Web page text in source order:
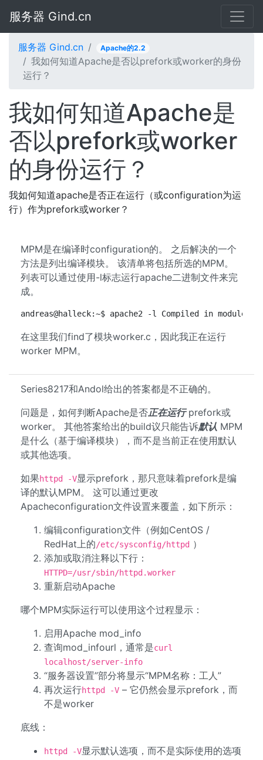
服务器 Gind.cn
服务器 Gind.cn Apache的2.2
我如何知道Apache是​​否以prefork或worker的身份
运行？
我如何知道Apache是​​
否以prefork或worker
的身份运行？
我如何知道apache是​​否正在运行（或configuration为运
行）作为prefork或worker？
MPM是在编译时configuration的。 之后解决的一个
方法是列出编译模块。 该清单将包括所选的MPM。
列表可以通过使用-l标志运行apache二进制文件来完
成。
andreas@halleck:~$ apache2 -l Compiled in
在这里我们find了模块worker.c，因此我正在运行
worker MPM。
Series8217和Andol给出的答案都是不正确的。
问题是，如何判断Apache是​​否正在运行prefork或
worker。 其他答案给出的build议只能告诉默认 MPM
是什么（基于编译模块），而不是当前正在使用默认
或其他选项。
如果httpd -V显示prefork，那只意味着prefork是编
译的默认MPM。 这可以通过更改
Apacheconfiguration文件设置来覆盖，如下所示：
编辑configuration文件（例如CentOS /
RedHat上的/etc/sysconfig/httpd ）
添加或取消注释以下行：
HTTPD=/usr/sbin/httpd.worker
重新启动Apache
哪个MPM实际运行可以使用这个过程显示：
启用Apache mod_info
查询mod_infourl，通常是curl
localhost/server-info
“服务器设置”部分将显示“MPM名称：工人”
再次运行httpd -V – 它仍然会显示prefork，而
不是worker
底线：
httpd -V显示默认选项，而不是实际使用的选项